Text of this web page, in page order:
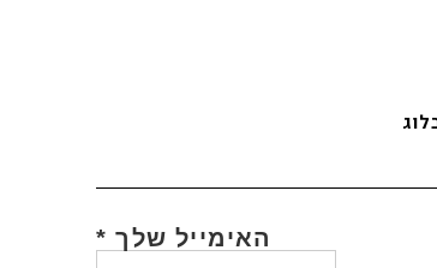
האימייל שלך *